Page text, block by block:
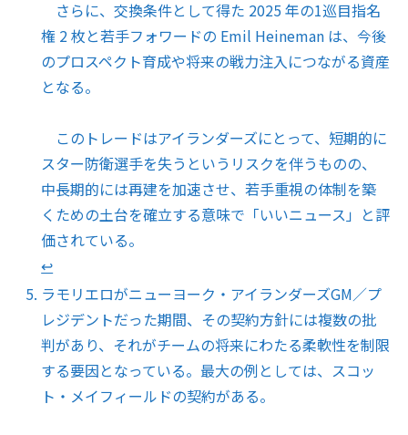
さらに、交換条件として得た 2025 年の1巡目指名
権 2 枚と若手フォワードの Emil Heineman は、今後
のプロスペクト育成や将来の戦力注入につながる資産
となる。
このトレードはアイランダーズにとって、短期的に
スター防衛選手を失うというリスクを伴うものの、
中長期的には再建を加速させ、若手重視の体制を築
くための土台を確立する意味で「いいニュース」と評
価されている。
↩︎
ラモリエロがニューヨーク・アイランダーズGM／プ
レジデントだった期間、その契約方針には複数の批
判があり、それがチームの将来にわたる柔軟性を制限
する要因となっている。最大の例としては、スコッ
ト・メイフィールドの契約がある。